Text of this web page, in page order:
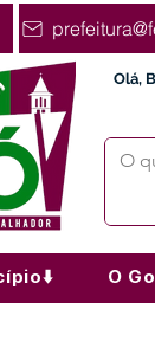
Olá,
O